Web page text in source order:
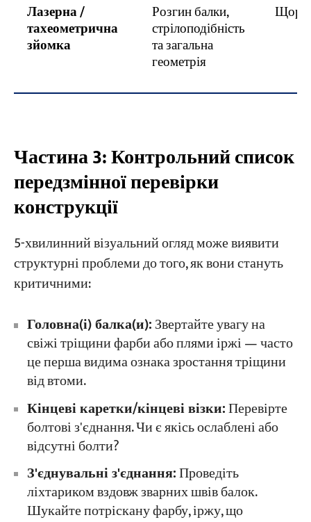
Лазерна /
тахеометрична
зйомка
Розгин балки,
стрілоподібність
та загальна
геометрія
Частина 3: Контрольний список
передзмінної перевірки
конструкції
5-хвилинний візуальний огляд може виявити
структурні проблеми до того, як вони стануть
критичними:
Головна(і) балка(и):Звертайте увагу на
свіжі тріщини фарби або плями іржі — часто
це перша видима ознака зростання тріщини
від втоми.
Кінцеві каретки/кінцеві візки:Перевірте
болтові з'єднання. Чи є якісь ослаблені або
відсутні болти?
З'єднувальні з'єднання:Проведіть
ліхтариком вздовж зварних швів балок.
Шукайте потріскану фарбу, іржу, що